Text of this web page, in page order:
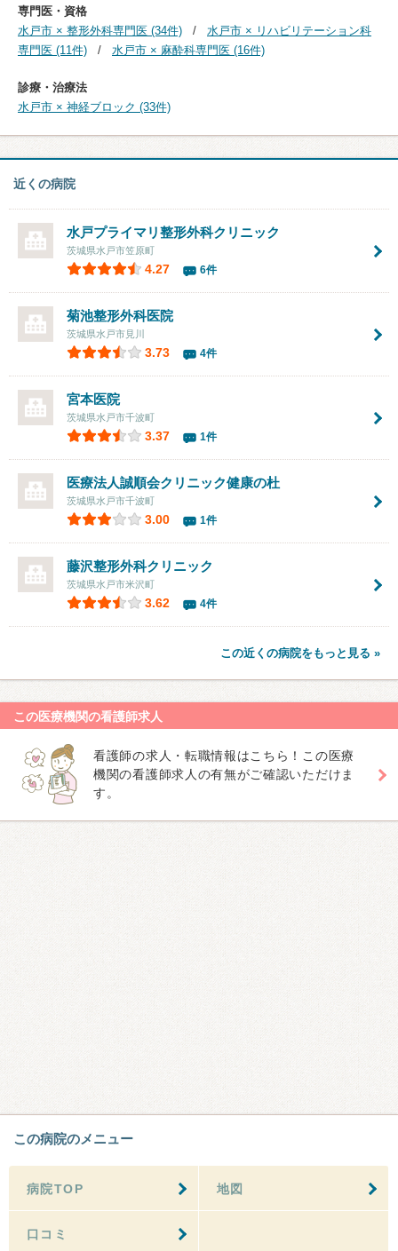
専門医・資格
水戸市 × 整形外科専門医 (34件)
水戸市 × リハビリテーション科
専門医 (11件)
水戸市 × 麻酔科専門医 (16件)
診療・治療法
水戸市 × 神経ブロック (33件)
近くの病院
水戸プライマリ整形外科クリニック
茨城県水戸市笠原町
4.27 6件
菊池整形外科医院
茨城県水戸市見川
3.73 4件
宮本医院
茨城県水戸市千波町
3.37 1件
医療法人誠順会クリニック健康の杜
茨城県水戸市千波町
3.00 1件
藤沢整形外科クリニック
茨城県水戸市米沢町
3.62 4件
この近くの病院をもっと見る »
この医療機関の看護師求人
看護師の求人・転職情報はこちら！この医療
機関の看護師求人の有無がご確認いただけま
す。
この病院のメニュー
病院TOP 地図
口コミ